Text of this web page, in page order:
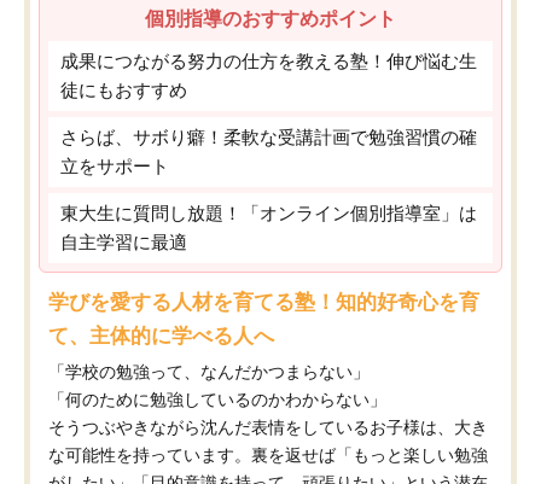
個別指導のおすすめポイント
成果につながる努力の仕方を教える塾！伸び悩む生
徒にもおすすめ
さらば、サボり癖！柔軟な受講計画で勉強習慣の確
立をサポート
東大生に質問し放題！「オンライン個別指導室」は
自主学習に最適
学びを愛する人材を育てる塾！知的好奇心を育
て、主体的に学べる人へ
「学校の勉強って、なんだかつまらない」
「何のために勉強しているのかわからない」
そうつぶやきながら沈んだ表情をしているお子様は、大き
な可能性を持っています。裏を返せば「もっと楽しい勉強